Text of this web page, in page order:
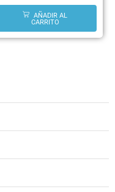
AÑADIR AL
CARRITO